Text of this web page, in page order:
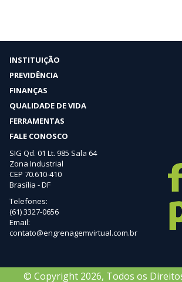
INSTITUIÇÃO
PREVIDÊNCIA
FINANÇAS
QUALIDADE DE VIDA
FERRAMENTAS
FALE CONOSCO
SIG Qd. 01 Lt. 985 Sala 64
Zona Industrial
CEP 70.610-410
Brasília - DF
Telefones:
(61) 3327-0656
Email:
contato@engrenagemvirtual.com.br
© Copyright 2026, Todos os